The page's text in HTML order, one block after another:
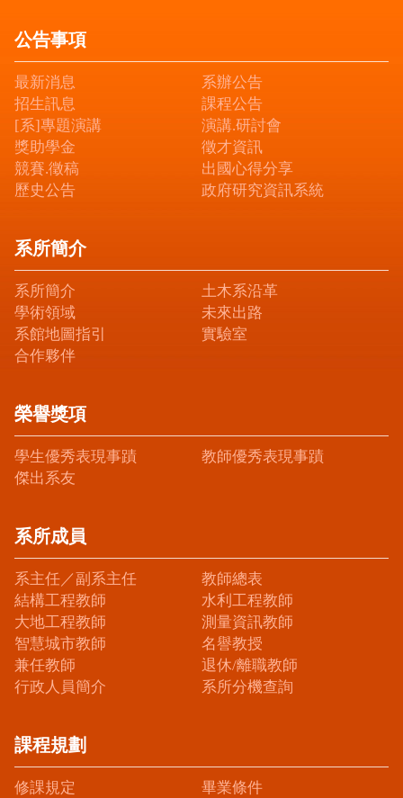
公告事項
最新消息
系辦公告
招生訊息
課程公告
[系]專題演講
演講.研討會
獎助學金
徵才資訊
競賽.徵稿
出國心得分享
歷史公告
政府研究資訊系統
系所簡介
系所簡介
土木系沿革
學術領域
未來出路
系館地圖指引
實驗室
合作夥伴
榮譽獎項
學生優秀表現事蹟
教師優秀表現事蹟
傑出系友
系所成員
系主任／副系主任
教師總表
結構工程教師
水利工程教師
大地工程教師
測量資訊教師
智慧城市教師
名譽教授
兼任教師
退休/離職教師
行政人員簡介
系所分機查詢
課程規劃
修課規定
畢業條件